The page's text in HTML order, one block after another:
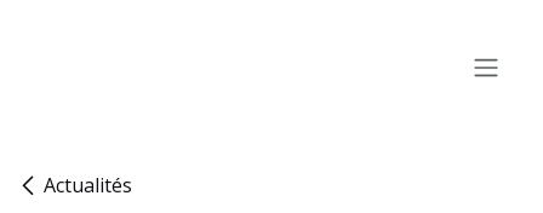
Actualités